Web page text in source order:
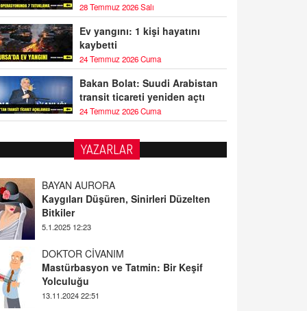
28 Temmuz 2026 Salı
Ev yangını: 1 kişi hayatını
kaybetti
24 Temmuz 2026 Cuma
Bakan Bolat: Suudi Arabistan
transit ticareti yeniden açtı
24 Temmuz 2026 Cuma
YAZARLAR
BAYAN AURORA
Kaygıları Düşüren, Sinirleri Düzelten
Bitkiler
5.1.2025 12:23
DOKTOR CİVANIM
Mastürbasyon ve Tatmin: Bir Keşif
Yolculuğu
13.11.2024 22:51